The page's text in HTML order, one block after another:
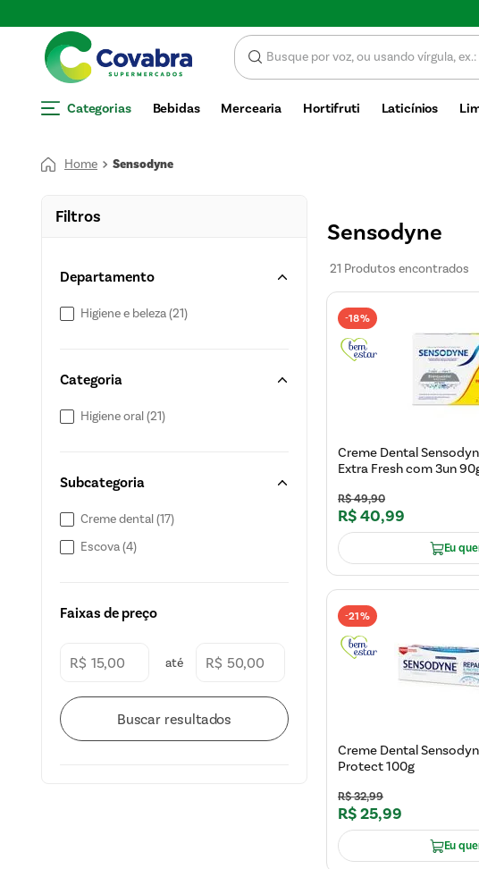
Categorias Bebidas Mercearia Hortifruti Laticínios
Sensodyne
Filtros
Departamento
Higiene e beleza (21)
Categoria
Higiene oral (21)
Subcategoria
Creme dental (17)
Escova (4)
Faixas de preço
R$ R$
Sensodyne
21 Produtos
-18%
Creme Dental
Extra Fresh com 3un
R$49,90
R$40,99
Eu
-21%
Creme Dental
Protect 100g
R$32,99
R$25,99
Eu